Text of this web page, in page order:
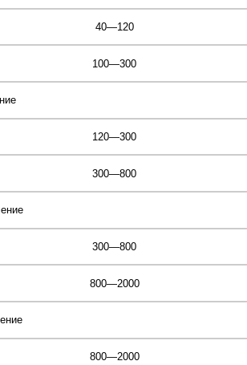
40—120
100—300
120—300
300—800
300—800
800—2000
800—2000